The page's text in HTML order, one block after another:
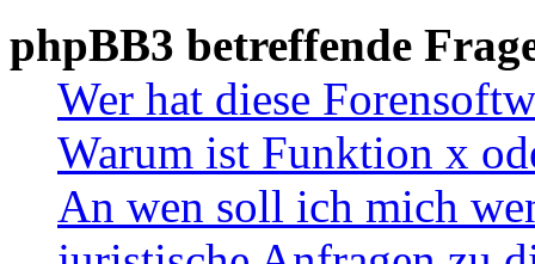
phpBB3 betreffende
Wer hat diese
Warum ist Funktion x
An wen soll ich mich